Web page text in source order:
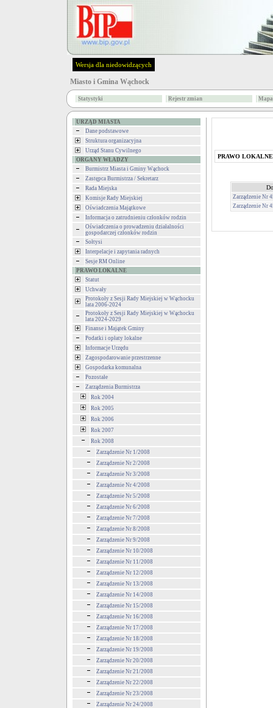
Wersja dla niedowidzących
Miasto i Gmina Wąchock
Statystyki Rejestr zmian
URZĄD MIASTA
Dane podstawowe
Struktura organizacyjna
Urząd Stanu Cywilnego
ORGANY WŁADZY
Burmistrz Miasta i Gminy Wąchock
Zastępca Burmistrza / Sekretarz
Rada Miejska
Komisje Rady Miejskiej
Oświadczenia Majątkowe
Informacja o zatrudnieniu członków rodzin
Oświadczenia o prowadzeniu działalności
gospodarczej członków rodzin
Sołtysi
Interpelacje i zapytania radnych
Sesje RM Online
PRAWO LOKALNE
Statut
Uchwały
Protokoły z Sesji Rady Miejskiej w Wąchocku
lata 2006-2024
Protokoły z Sesji Rady Miejskiej w Wąchocku
lata 2024-2029
Finanse i Majątek Gminy
Podatki i opłaty lokalne
Informacje Urzędu
Zagospodarowanie przestrzenne
Gospodarka komunalna
Pozostałe
Zarządzenia Burmistrza
Rok 2004
Rok 2005
Rok 2006
Rok 2007
Rok 2008
Zarządzenie Nr 1/2008
Zarządzenie Nr 2/2008
Zarządzenie Nr 3/2008
Zarządzenie Nr 4/2008
Zarządzenie Nr 5/2008
Zarządzenie Nr 6/2008
Zarządzenie Nr 7/2008
Zarządzenie Nr 8/2008
Zarządzenie Nr 9/2008
Zarządzenie Nr 10/2008
Zarządzenie Nr 11/2008
Zarządzenie Nr 12/2008
Zarządzenie Nr 13/2008
Zarządzenie Nr 14/2008
Zarządzenie Nr 15/2008
Zarządzenie Nr 16/2008
Zarządzenie Nr 17/2008
Zarządzenie Nr 18/2008
Zarządzenie Nr 19/2008
Zarządzenie Nr 20/2008
Zarządzenie Nr 21/2008
Zarządzenie Nr 22/2008
Zarządzenie Nr 23/2008
Zarządzenie Nr 24/2008
PRAWO LOKALNE
Zarządzenie Nr
Zarządzenie Nr